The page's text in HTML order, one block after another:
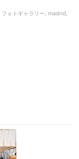
フォトギャラリー, madrid,